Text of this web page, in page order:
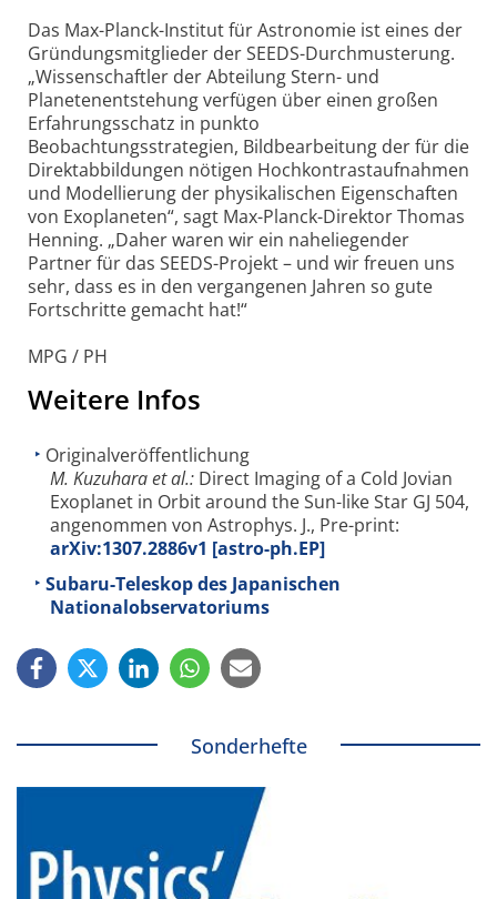
Das Max-Planck-Institut für Astronomie ist eines der
Gründungsmitglieder der SEEDS-Durchmusterung.
„Wissenschaftler der Abteilung Stern- und
Planetenentstehung verfügen über einen großen
Erfahrungsschatz in punkto
Beobachtungsstrategien, Bildbearbeitung der für die
Direktabbildungen nötigen Hochkontrastaufnahmen
und Modellierung der physikalischen Eigenschaften
von Exoplaneten“, sagt Max-Planck-Direktor Thomas
Henning. „Daher waren wir ein naheliegender
Partner für das SEEDS-Projekt – und wir freuen uns
sehr, dass es in den vergangenen Jahren so gute
Fortschritte gemacht hat!“
MPG / PH
Weitere Infos
Originalveröffentlichung
M. Kuzuhara et al.: Direct Imaging of a Cold Jovian
Exoplanet in Orbit around the Sun-like Star GJ 504,
angenommen von Astrophys. J., Pre-print:
arXiv:1307.2886v1 [astro-ph.EP]
Subaru-Teleskop des Japanischen
Nationalobservatoriums
Sonderhefte